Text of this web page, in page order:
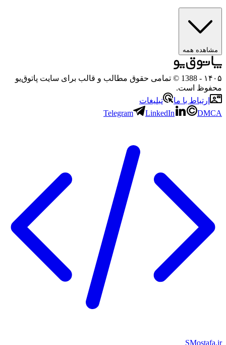
مشاهده همه
۱۴۰۵
- 1388 © تمامی حقوق مطالب و قالب برای سایت پاتوق‌یو
محفوظ است.
ارتباط با ما
تبلیغات
Telegram
LinkedIn DMCA
SMostafa.ir